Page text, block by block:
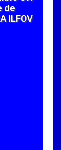
de
ILFOV